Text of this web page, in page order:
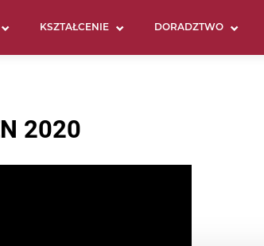
KSZTAŁCENIE DORADZTWO
2020